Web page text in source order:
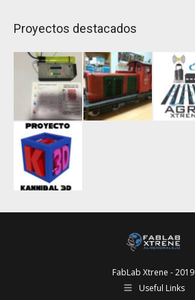
Proyectos destacados
FabLab Xtrene - 2019
Useful Links